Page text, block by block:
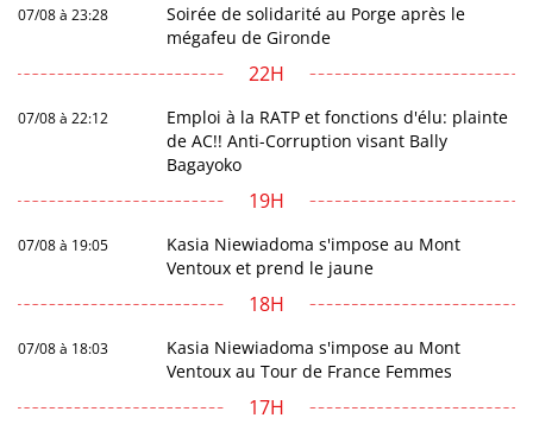
07/08 à 23:28
Soirée de solidarité au Porge après le
mégafeu de Gironde
22H
07/08 à 22:12
Emploi à la RATP et fonctions d'élu: plainte
de AC!! Anti-Corruption visant Bally
Bagayoko
19H
07/08 à 19:05
Kasia Niewiadoma s'impose au Mont
Ventoux et prend le jaune
18H
07/08 à 18:03
Kasia Niewiadoma s'impose au Mont
Ventoux au Tour de France Femmes
17H